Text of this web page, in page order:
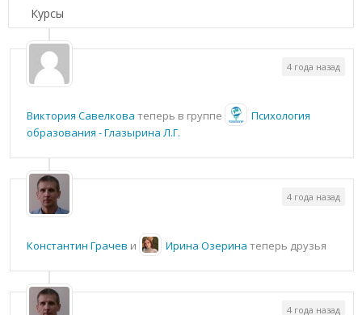
Курсы
Виктория Савелкова теперь в группе
Психология
образования - Глазырина Л.Г.
4 года назад
Константин Грачев и Ирина Озерина теперь друзья
4 года назад
4 года назад